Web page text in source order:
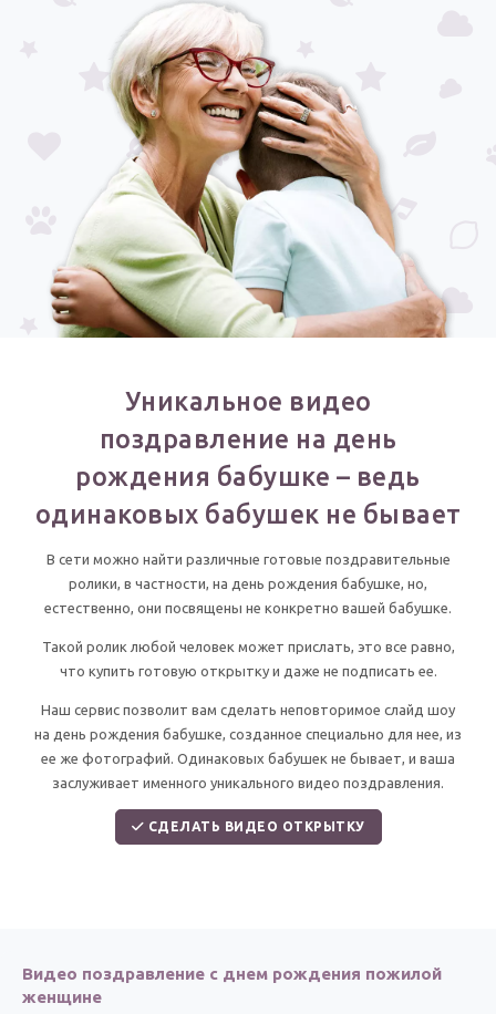
Свадьба
Годовщина свадьбы
Календарь праздников
Женщине
Мужчине
Маме
Папе
ПЕРСОНАЛЬНЫЕ
Пожелания
По именам
Уникальное видео
поздравление на день
рождения бабушке – ведь
одинаковых бабушек не бывает
В сети можно найти различные готовые поздравительные
ролики, в частности, на день рождения бабушке, но,
естественно, они посвящены не конкретно вашей бабушке.
Такой ролик любой человек может прислать, это все равно,
что купить готовую открытку и даже не подписать ее.
Наш сервис позволит вам сделать неповторимое слайд шоу
на день рождения бабушке, созданное специально для нее, из
ее же фотографий. Одинаковых бабушек не бывает, и ваша
заслуживает именного уникального видео поздравления.
СДЕЛАТЬ ВИДЕО ОТКРЫТКУ
Видео поздравление с днем рождения пожилой
женщине